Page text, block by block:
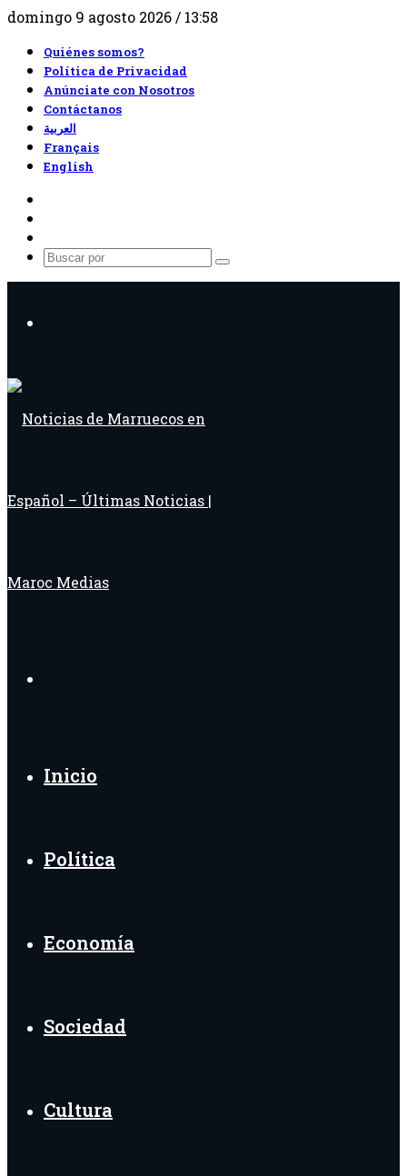
domingo 9 agosto 2026 / 13:58
Quiénes somos?
Política de Privacidad
Anúnciate con Nosotros
Contáctanos
العربية
Français
English
Buscar
por
Inicio
Política
Economía
Sociedad
Cultura